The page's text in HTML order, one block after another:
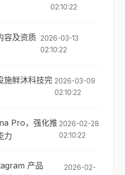
02:10:22
容及资质 2026-03-13
02:10:22
施鲜沐科技完 2026-03-09
02:10:22
Pro，强化推
力
2026-02-28
02:10:22
产品
2026-02-